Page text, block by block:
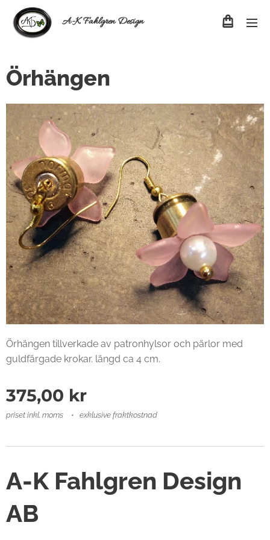
A-K Fahlgren Design
Örhängen
Örhängen tillverkade av patronhylsor och pärlor med
guldfärgade krokar. längd ca 4 cm.
375,00 kr
priset inkl. moms exklusive fraktkostnad
A-K Fahlgren Design
AB